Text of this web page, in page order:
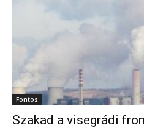
Fontos
Szakad a visegrádi